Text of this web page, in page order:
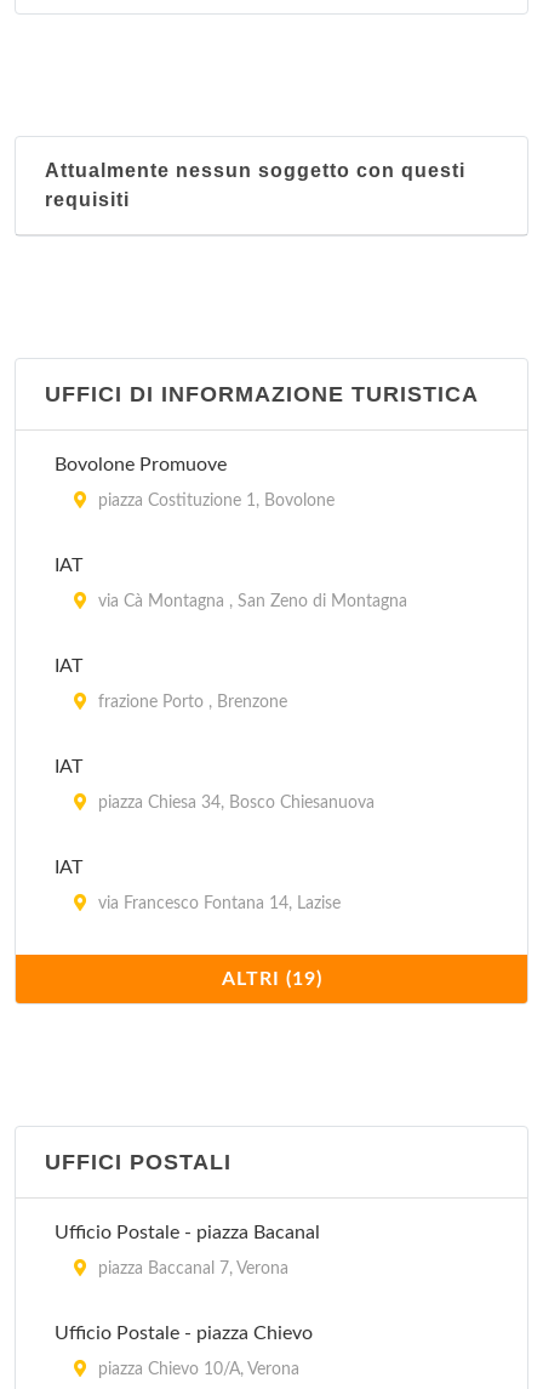
Attualmente nessun soggetto con questi
requisiti
UFFICI DI INFORMAZIONE TURISTICA
Bovolone Promuove
piazza Costituzione 1, Bovolone
IAT
via Cà Montagna , San Zeno di Montagna
IAT
frazione Porto , Brenzone
IAT
piazza Chiesa 34, Bosco Chiesanuova
IAT
via Francesco Fontana 14, Lazise
viale Fratelli Lavanda , Torri del Benaco
IAT
IAT
IAT
ALTRI (19)
UFFICI POSTALI
Ufficio Postale - piazza Bacanal
piazza Baccanal 7, Verona
Ufficio Postale - piazza Chievo
piazza Chievo 10/A, Verona